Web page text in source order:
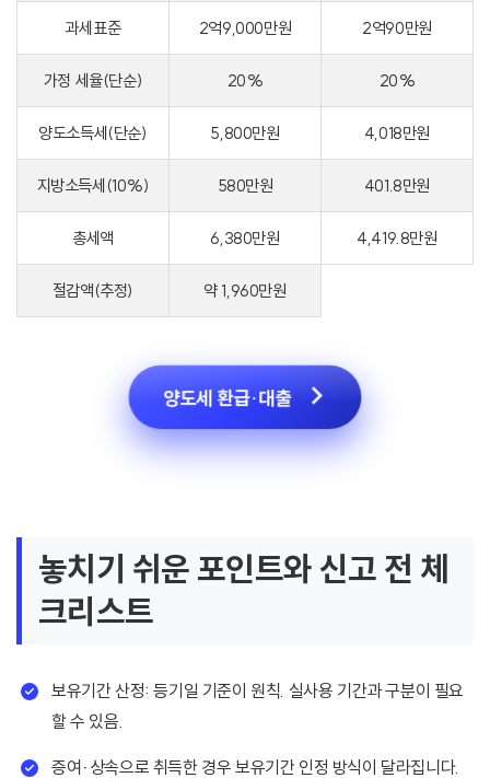
과세표준 2억9,000만원 2억90만원
가정 세율(단순) 20% 20%
양도소득세(단순) 5,800만원 4,018만원
지방소득세(10%) 580만원 401.8만원
총세액 6,380만원 4,419.8만원
절감액(추정) 약 1,960만원
양도세 환급·대출
놓치기 쉬운 포인트와 신고 전 체
크리스트
보유기간 산정: 등기일 기준이 원칙. 실사용 기간과 구분이 필요
할 수 있음.
증여·상속으로 취득한 경우 보유기간 인정 방식이 달라집니다.